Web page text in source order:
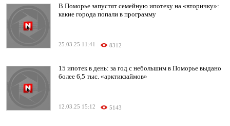
В Поморье запустят семейную ипотеку на «вторичку»:
какие города попали в программу
25.03.25 11:41 8312
15 ипотек в день: за год с небольшим в Поморье выдано
более 6,5 тыс. «арктикзаймов»
12.03.25 15:12 5143